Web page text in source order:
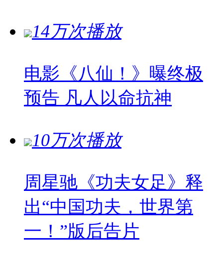
14万次播放
电影《八仙！》曝终极
预告 凡人以命抗神
10万次播放
周星驰《功夫女足》释
出“中国功夫，世界第
一！”版后告片